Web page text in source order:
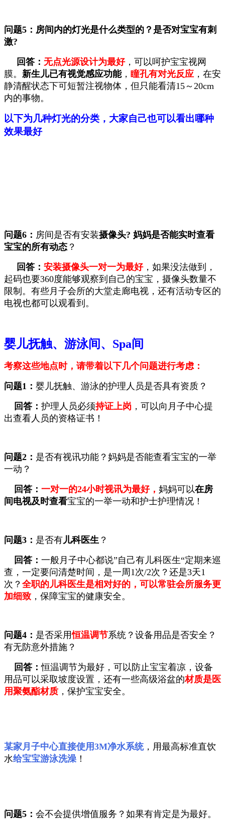
问题5： 房间 内的灯光是什么类型的？是否对宝宝有刺
激?
回答： 无点光源设计为最好，可以呵护宝宝视网
膜。 新生儿已有视觉感应功能， 瞳孔有对光反应 ，在安
静清醒状态下可短暂注视物体，但只能看清15～20cm
内的事物。
以下为几种灯光的分类，大家自己也可以看出哪种
效果最好
问题6： 房间是否有安装摄像头? 妈妈是否能实时查看
宝宝的所有动态 ？
回答： 安装摄像头一对一为最好，如果没法做到，
起码也要360度能够观察到自己的宝宝，摄像头数量不
限制。有些月子会所的大堂走廊电视，还有活动专区的
电视也都可以观看到。
婴儿抚触、游泳间、Spa间
考察这些地点时，请带着以下几个问题进行考虑：
问题1： 婴儿抚触、 游泳的护理人员是否具有资质？
回答： 护理人员必须持证上岗 ，可以向月子中心提
出查看人员的资格证书！
问题2： 是否有视讯功能 ？妈妈是否能查看宝宝的一举
一动？
回答： 一对一的24小时视讯为最好， 妈妈可以在房
间电视及时查看宝宝的一举一动和护士护理情况！
问题3： 是否有儿科医生 ？
回答： 一般月子中心都说”自己有儿科医生“定期来巡
查，一定要问清楚时间，是一周1次/2次？还是3天1
次？ 全职的儿科医生是相对好的，可以常驻会所服务更
加细致 ，保障宝宝的健康安全。
问题4： 是否采用恒温调节系统？设备用品是否安全？
有无防意外措施？
回答：恒温调节为最好，可以防止宝宝着凉，设备
用品可以采取坡度设置，还有一些高级浴盆的材质是医
用聚氨酯材质 ，保护宝宝安全。
某家月子中心直接使用3M净水系统，用最高标准直饮
水给宝宝游泳洗澡 ！
问题5： 会不会提供增值服务 ？如果有肯定是为最好。